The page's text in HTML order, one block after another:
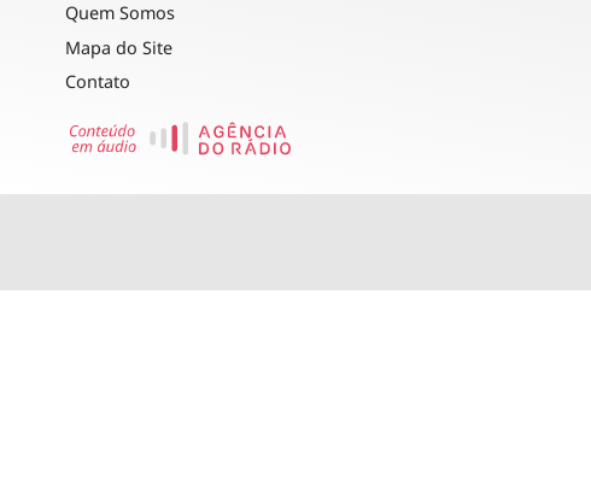
Quem Somos
Mapa do Site
Contato